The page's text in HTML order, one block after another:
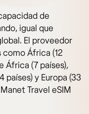
de
igual que
El proveedor
África (12
África (7 países),
países) y Europa (33
Travel eSIM